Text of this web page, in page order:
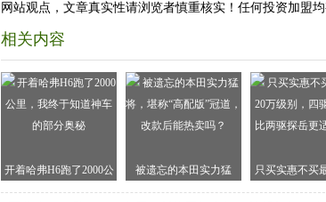
网站观点，文章真实性请浏览者慎重核实！任何投资加盟
相关内容
开着哈弗H6跑了2000公
里，我终于知道神车的
被遗忘的本田实力猛
将，堪称“高配版”冠道，
只买实惠不买
万级别，四驱